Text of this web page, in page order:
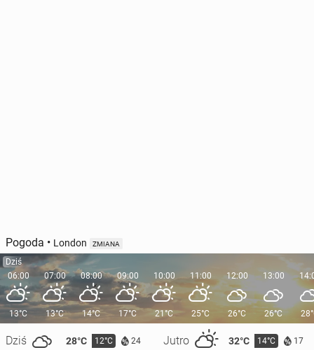
Pogoda • London ZMIANA
Dziś
06:00
13°C
Dziś 28°C 12°C 24 Jutro 32°C 14°C 17
07:00
13°C
08:00
14°C
09:00
17°C
10:00
21°C
11:00
25°C
12:00
26°C
13:00
26°C